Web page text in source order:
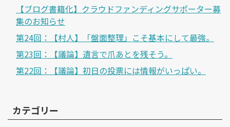
【ブログ書籍化】クラウドファンディングサポーター募
集のお知らせ
第24回：【村人】「盤面整理」こそ基本にして最強。
第23回：【議論】遺言で爪あとを残そう。
第22回：【議論】初日の投票には情報がいっぱい。
カテゴリー